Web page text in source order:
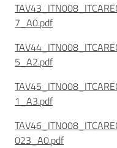
7_A0.pdf
5_A2.pdf
1_A3.pdf
023_A0.pdf